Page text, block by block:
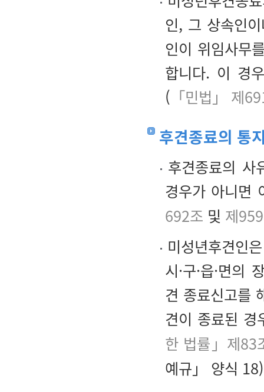
인, 그 상속인
인이 위임사무
합니다. 이 경
( 「민법」 제
후견종료의 통
후견종료의 사
경우가 아니면
692조 및 제
미성년후견인
시·구·읍·면의
견 종료신고를
견이 종료된 경
한 법률」제83
예규」 양식